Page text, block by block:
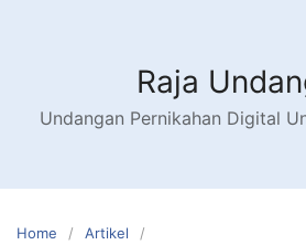
Raja
Undangan Pernikahan Digital
Home
Artikel